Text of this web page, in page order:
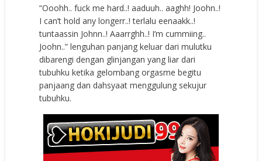
“Ooohh.. fuck me hard..! aaduuh.. aaghh! Joohn..!
I can’t hold any longerr..! terlalu eenaakk..!
tuntaassin Johnn..! Aaarrghh..! I’m cummiing..
Joohn..” lenguhan panjang keluar dari mulutku
dibarengi dengan glinjangan yang liar dari
tubuhku ketika gelombang orgasme begitu
panjaang dan dahsyaat menggulung sekujur
tubuhku.